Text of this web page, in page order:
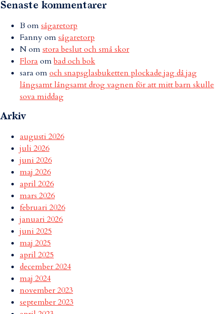
Senaste kommentarer
B omsågaretorp
Fannyomsågaretorp
Nomstora beslut och små skor
Flora ombad och bok
sara omoch snapsglasbuketten plockade jag då jag
långsamt långsamt drog vagnen för att mitt barn skulle
sova middag
Arkiv
augusti 2026
juli 2026
juni 2026
maj 2026
april 2026
mars 2026
februari 2026
januari 2026
juni 2025
maj 2025
april 2025
december 2024
maj 2024
november 2023
september 2023